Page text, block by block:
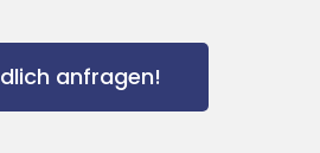
anfragen!